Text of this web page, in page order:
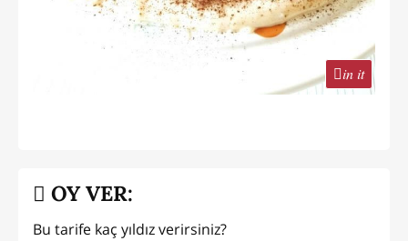
in it
OY VER:
Bu tarife kaç yıldız verirsiniz?